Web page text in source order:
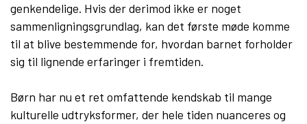
genkendelige. Hvis der derimod ikke er noget
sammenligningsgrundlag, kan det første møde komme
til at blive bestemmende for, hvordan barnet forholder
sig til lignende erfaringer i fremtiden.
Børn har nu et ret omfattende kendskab til mange
kulturelle udtryksformer, der hele tiden nuanceres og